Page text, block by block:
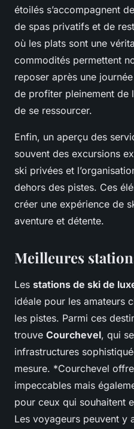
étoilés s’accompagnent
de spas privatifs et de
où les plats sont une
commodités permettent
reposer après une
de profiter pleinement de
de se ressourcer.
Enfin, un aperçu des
souvent des excursions
ski privées et
dehors des pistes. Ces
créer une expérience de
aventure et détente.
Meilleures
Les stations de ski de
idéale pour les amateurs
les pistes. Parmi ces
trouve Courchevel, qui
infrastructures
mesure. *Courchevel offre
impeccables mais
pour ceux qui souhaitent
Les voyageurs peuvent y